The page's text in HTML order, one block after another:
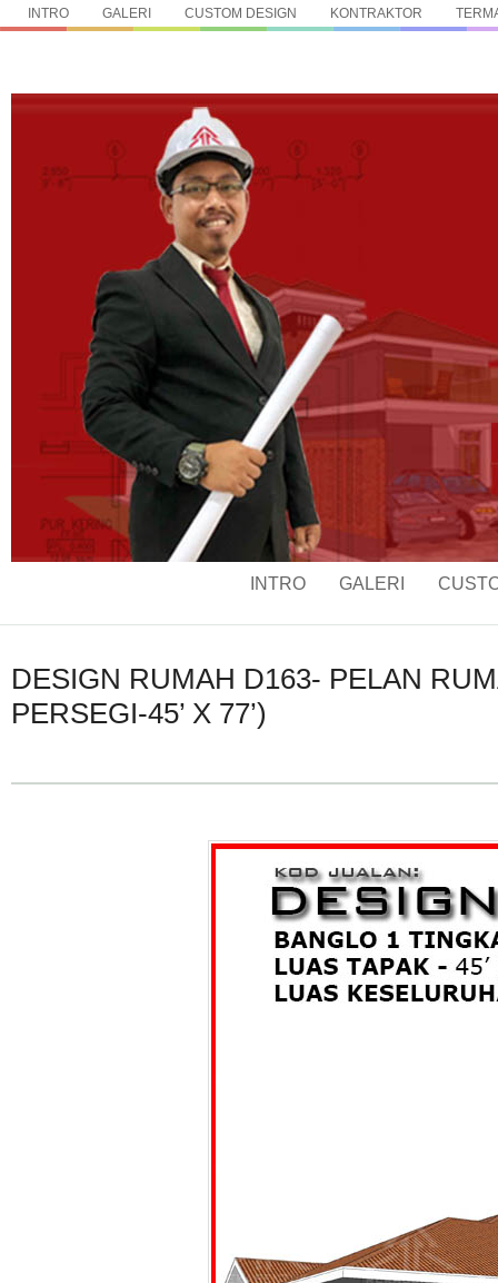
INTRO GALERI CUSTOM DESIGN KONTRAKTOR
INTRO GALERI
DESIGN RUMAH D163- PELAN
PERSEGI-45’ X 77’)